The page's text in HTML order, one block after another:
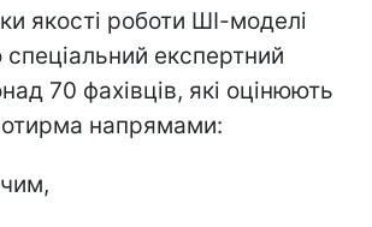
якості роботи ШІ-моделі
експертний
70 фахівців, які оцінюють
напрямами: